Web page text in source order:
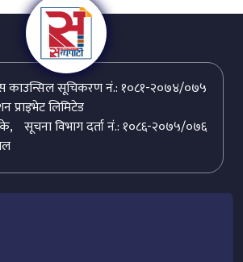
काउन्सिल सूचिकरण नं.: १०८१-२०७४/०७५
प्राइभेट लिमिटेड
सूचना विभाग दर्ता नं.: १०८६-२०७५/०७६